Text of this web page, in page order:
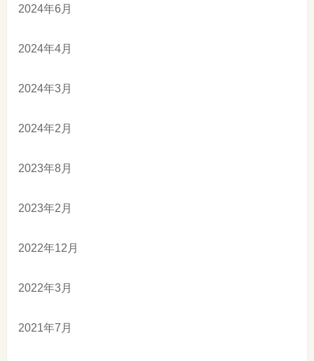
2024年6月
2024年4月
2024年3月
2024年2月
2023年8月
2023年2月
2022年12月
2022年3月
2021年7月